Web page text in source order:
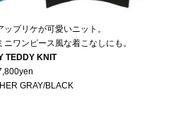
プリケが可愛いニット。
ワンピース風な着こなしにも。
TEDDY KNIT
GRAY/BLACK